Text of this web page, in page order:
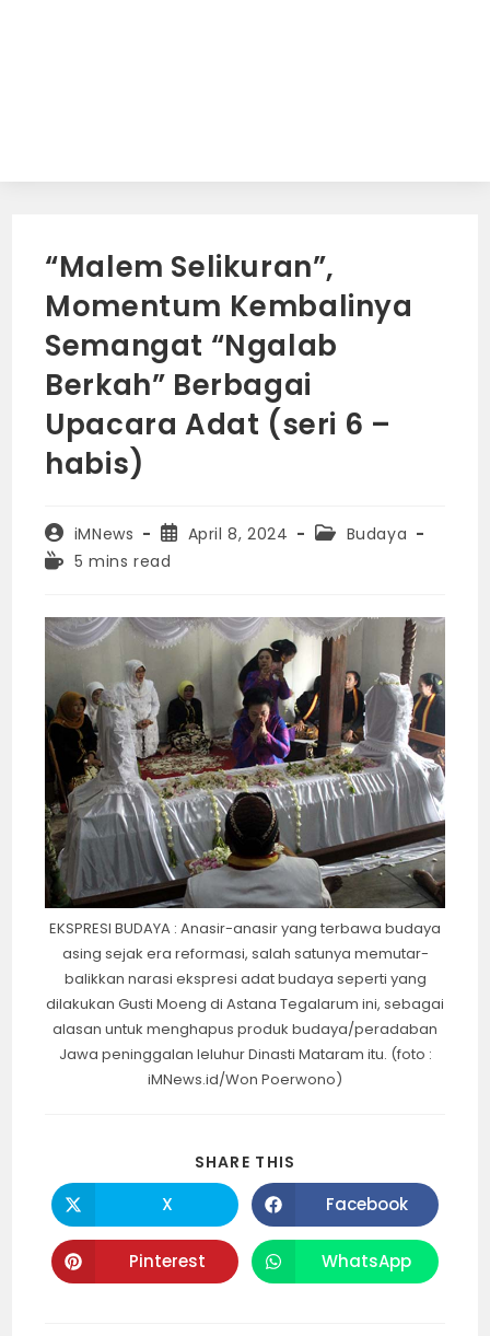
“Malem Selikuran”,
Momentum Kembalinya
Semangat “Ngalab
Berkah” Berbagai
Upacara Adat (seri 6 –
habis)
Post
author:
iMNews
Post
published:
April 8, 2024
PostBudaya
Reading
5 mins read
EKSPRESI BUDAYA : Anasir-anasir yang terbawa budaya
asing sejak era reformasi, salah satunya memutar-
balikkan narasi ekspresi adat budaya seperti yang
dilakukan Gusti Moeng di Astana Tegalarum ini, sebagai
alasan untuk menghapus produk budaya/peradaban
Jawa peninggalan leluhur Dinasti Mataram itu. (foto :
iMNews.id/Won Poerwono)
SHARE THIS
Opens
in
a
new
window
X Opens
in
a
new
window
Facebook
Opens
in
Pinterest Opens
in
WhatsApp